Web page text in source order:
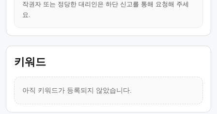
작권자 또는 정당한 대리인은 하단 신고를 통해 요청해 주세
요.
키워드
아직 키워드가 등록되지 않았습니다.